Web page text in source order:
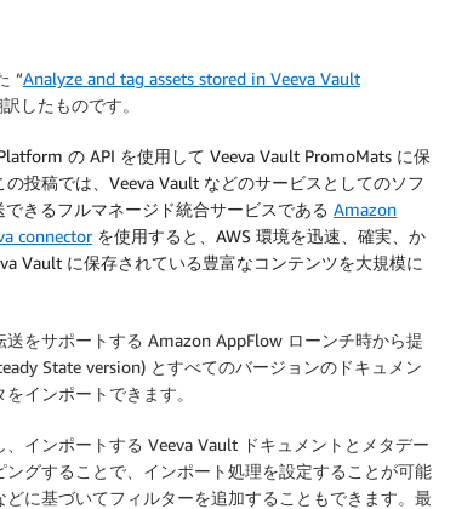
“Analyze and tag assets stored in Veeva Vault
したものです。
の API を使用して Veeva Vault PromoMats に保
投稿では、Veeva Vault などのサービスとしてのソフ
きるフルマネージド統合サービスである Amazon
connectorを使用すると、AWS 環境を迅速、確実、か
Vault に保存されている豊富なコンテンツを大規模に
送をサポートする Amazon AppFlow ローンチ時から提
State version) とすべてのバージョンのドキュメン
インポートできます。
インポートする Veeva Vault ドキュメントとメタデー
グすることで、インポート処理を設定することが可能
に基づいてフィルターを追加することもできます。最